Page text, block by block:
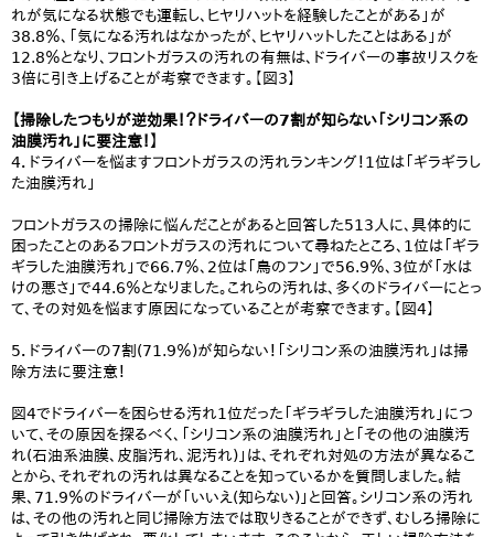
れが気になる状態でも運転し、ヒヤリハットを経験したことがある」が
38.8％、「気になる汚れはなかったが、ヒヤリハットしたことはある」が
12.8％となり、フロントガラスの汚れの有無は、ドライバーの事故リスクを
3倍に引き上げることが考察できます。【図3】
【掃除したつもりが逆効果！？ドライバーの7割が知らない「シリコン系の
油膜汚れ」に要注意！】
4．ドライバーを悩ますフロントガラスの汚れランキング！1位は「ギラギラし
た油膜汚れ」
フロントガラスの掃除に悩んだことがあると回答した513人に、具体的に
困ったことのあるフロントガラスの汚れについて尋ねたところ、1位は「ギラ
ギラした油膜汚れ」で66.7％、2位は「鳥のフン」で56.9％、3位が「水は
けの悪さ」で44.6％となりました。これらの汚れは、多くのドライバーにとっ
て、その対処を悩ます原因になっていることが考察できます。【図4】
5．ドライバーの7割(71.9％)が知らない！「シリコン系の油膜汚れ」は掃
除方法に要注意！
図4でドライバーを困らせる汚れ1位だった「ギラギラした油膜汚れ」につ
いて、その原因を探るべく、「シリコン系の油膜汚れ」と「その他の油膜汚
れ(石油系油膜、皮脂汚れ、泥汚れ)」は、それぞれ対処の方法が異なるこ
とから、それぞれの汚れは異なることを知っているかを質問しました。結
果、71.9％のドライバーが「いいえ(知らない)」と回答。シリコン系の汚れ
は、その他の汚れと同じ掃除方法では取りきることができず、むしろ掃除に